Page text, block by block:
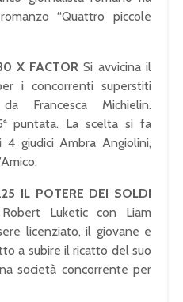
“Quattro piccole
X FACTOR Si avvicina il
i concorrenti superstiti
Francesca Michielin.
puntata. La scelta si fa
giudici Ambra Angiolini,
IL POTERE DEI SOLDI
Luketic con Liam
licenziato, il giovane e
a subire il ricatto del suo
società concorrente per